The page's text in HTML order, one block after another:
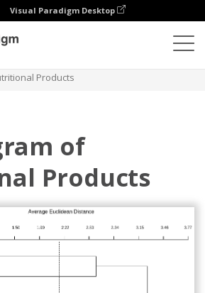
Visual Paradigm Desktop
Products
of
Products